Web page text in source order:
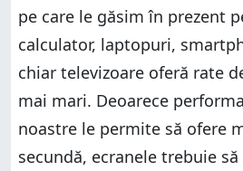
pe care le găsim în prezent
calculator, laptopuri,
chiar televizoare oferă rate
mai mari. Deoarece
noastre le permite să ofere
secundă, ecranele trebuie